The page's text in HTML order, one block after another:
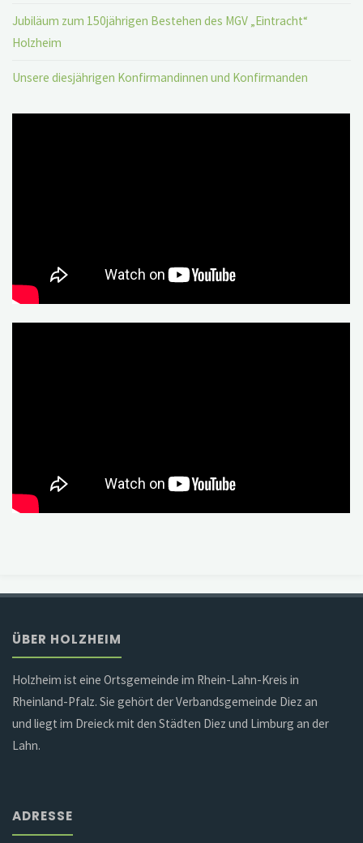
Jubiläum zum 150jährigen Bestehen des MGV „Eintracht“
Holzheim
Unsere diesjährigen Konfirmandinnen und Konfirmanden
ÜBER HOLZHEIM
Holzheim ist eine Ortsgemeinde im Rhein-Lahn-Kreis in
Rheinland-Pfalz. Sie gehört der Verbandsgemeinde Diez an
und liegt im Dreieck mit den Städten Diez und Limburg an der
Lahn.
ADRESSE